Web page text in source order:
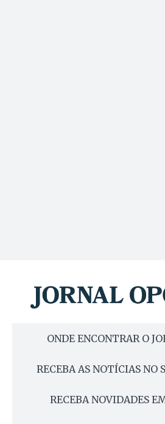
ONDE ENCONTRAR O
RECEBA AS NOTÍCIAS NO
RECEBA NOVIDADES